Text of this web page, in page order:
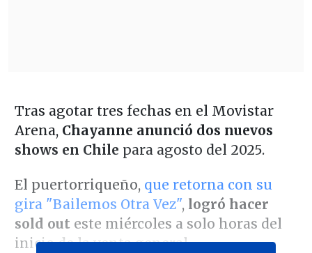
Tras agotar tres fechas en el Movistar
Arena, Chayanne anunció dos nuevos
shows en Chile para agosto del 2025.
El puertorriqueño, que retorna con su
gira "Bailemos Otra Vez", logró hacer
sold out este miércoles a solo horas del
inicio de la venta general.